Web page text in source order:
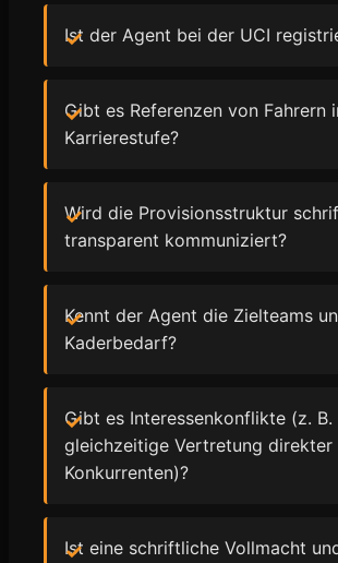
Ist der Agent bei der UCI
Gibt es Referenzen von Fahrern
Karrierestufe?
Wird die Provisionsstruktur
transparent kommuniziert?
Kennt der Agent die Zielteams
Kaderbedarf?
Gibt es Interessenkonflikte (z. B.
gleichzeitige Vertretung direkter
Konkurrenten)?
Ist eine schriftliche Vollmacht